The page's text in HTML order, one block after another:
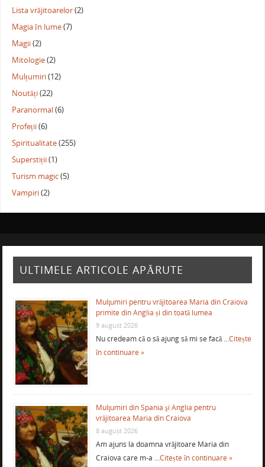
Lista vrăjitoarelor(2)
Magia în lume(7)
Magii(2)
Mitologie(2)
Mulțumiri(12)
Noutăți(22)
Paranormal(6)
Profeții(6)
Spiritualitate(255)
Superstiții(1)
Turism magic(5)
Vampiri(2)
ULTIMELE ARTICOLE APĂRUTE
Mulţumiri pentru vrăjitoarea Maria din Craiova
primite din Anglia și din toată lumea
9 august 2026
Nu credeam că o să ajung să mi se facă …Citește
în continuare »
Mulţumiri din Spania şi Anglia pentru
vrăjitoarea Maria din Craiova
8 august 2026
Am ajuns la doamna vrăjitoare Maria din
Craiova care m-a …Citește în continuare »